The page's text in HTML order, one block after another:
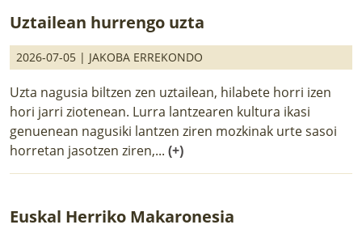
Uztailean hurrengo uzta
2026-07-05 | JAKOBA ERREKONDO
Uzta nagusia biltzen zen uztailean, hilabete horri izen
hori jarri ziotenean. Lurra lantzearen kultura ikasi
genuenean nagusiki lantzen ziren mozkinak urte sasoi
horretan jasotzen ziren,... (+)
Euskal Herriko Makaronesia